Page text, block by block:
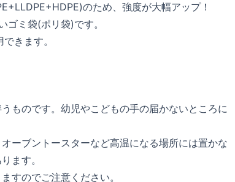
のため、強度が大幅アップ！
ミ袋(ポリ袋)です。
きます。
ものです。幼児やこどもの手の届かないところに
ーブントースターなど高温になる場所には置かな
ます。
すのでご注意ください。